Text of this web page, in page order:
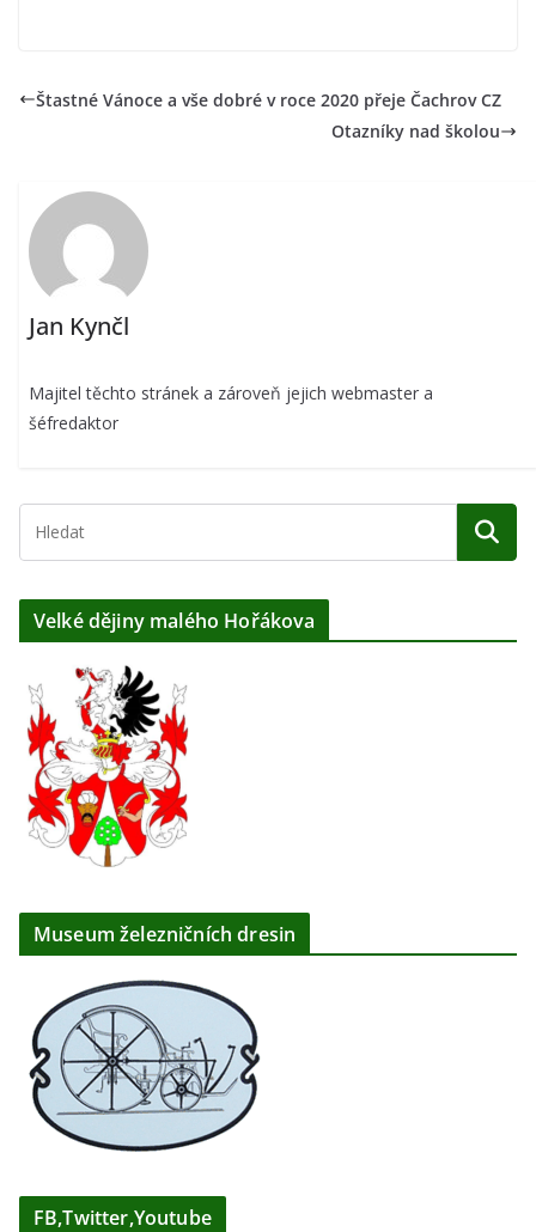
Štastné Vánoce a vše dobré v roce 2020 přeje Čachrov CZ
Otazníky nad školou
Jan Kynčl
Majitel těchto stránek a zároveň jejich webmaster a
šéfredaktor
Velké dějiny malého Hořákova
Museum železničních dresin
FB,Twitter,Youtube